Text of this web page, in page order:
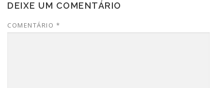
DEIXE UM COMENTÁRIO
COMENTÁRIO *